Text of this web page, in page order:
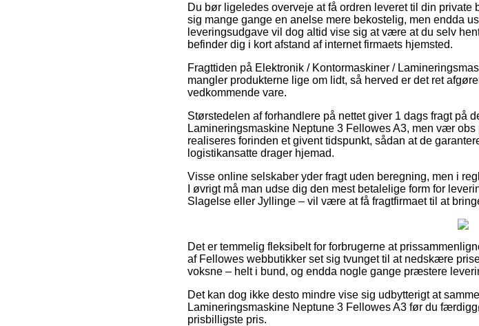
Du bør ligeledes overveje at få ordren leveret til din
sig mange gange en anelse mere bekostelig, men endda
leveringsudgave vil dog altid vise sig at være at du selv
befinder dig i kort afstand af internet firmaets hjemsted.
Fragttiden på Elektronik / Kontormaskiner /
mangler produkterne lige om lidt, så herved er det ret
vedkommende vare.
Størstedelen af forhandlere på nettet giver 1 dags fragt på
Lamineringsmaskine Neptune 3 Fellowes A3, men vær
realiseres forinden et givent tidspunkt, sådan at de
logistikansatte drager hjemad.
Visse online selskaber yder fragt uden beregning, men i
I øvrigt må man udse dig den mest betalelige form for
Slagelse eller Jyllinge – vil være at få fragtfirmaet til at
Det er temmelig fleksibelt for forbrugerne at
af Fellowes webbutikker set sig tvunget til at nedskære
voksne – helt i bund, og endda nogle gange præstere
Det kan dog ikke desto mindre vise sig udbytterigt at
Lamineringsmaskine Neptune 3 Fellowes A3 før du
prisbilligste pris.